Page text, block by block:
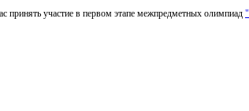
принять участие в первом этапе межпредметных олимпиад